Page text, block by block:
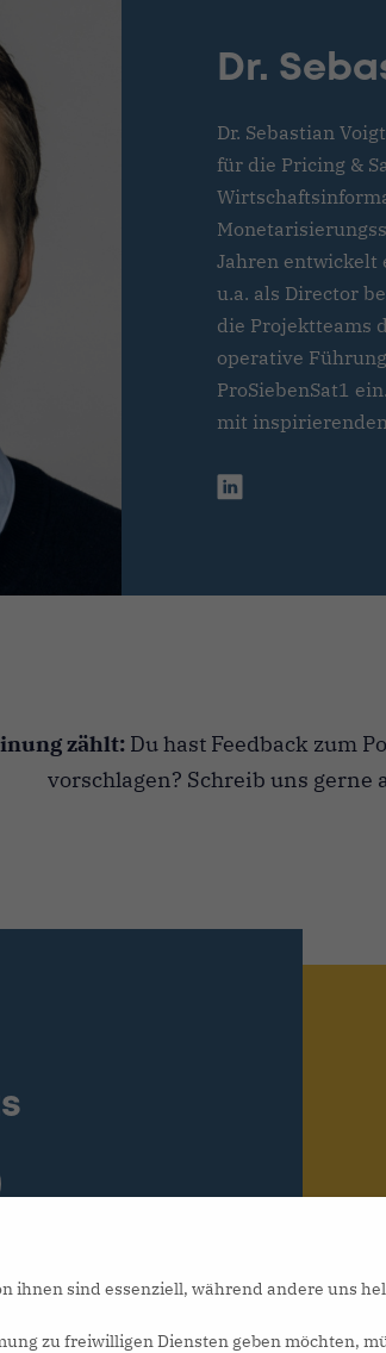
Dr.
Dr. Sebastian
für die Pricing &
Jahren entwickelt
u.a. als Director
die Projektteams
operative
ProSiebenSat1
mit
zählt:Du hast Feedback zum
vorschlagen? Schreib uns gerne
ihnen sind essenziell, während andere uns
zu freiwilligen Diensten geben möchten,